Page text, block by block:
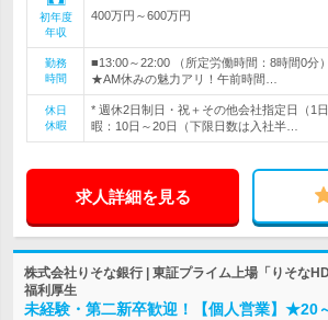
初年度
年収
400万円～600万円
勤務
時間
■13:00～22:00 （所定労働時間：8時間0分
★AM休みの魅力アリ！午前時間…
休日
休暇
* 週休2日制日・祝＋その他会社指定日（1
暇：10日～20日（下限日数は入社半…
求人詳細を見る
株式会社りそな銀行 | 東証プライム上場「りそな
福利厚生
未経験・第二新卒歓迎！【個人営業】★20